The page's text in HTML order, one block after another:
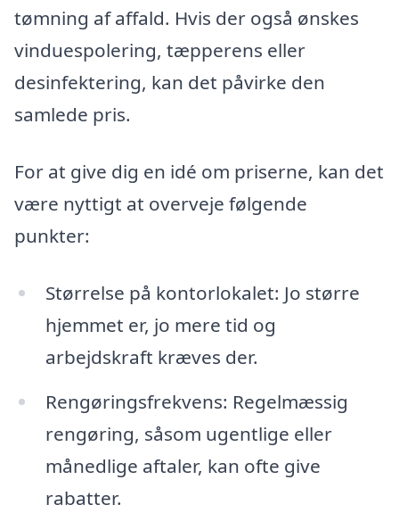
tømning af affald. Hvis der også ønskes
vinduespolering, tæpperens eller
desinfektering, kan det påvirke den
samlede pris.
For at give dig en idé om priserne, kan det
være nyttigt at overveje følgende
punkter:
Størrelse på kontorlokalet: Jo større
hjemmet er, jo mere tid og
arbejdskraft kræves der.
Rengøringsfrekvens: Regelmæssig
rengøring, såsom ugentlige eller
månedlige aftaler, kan ofte give
rabatter.